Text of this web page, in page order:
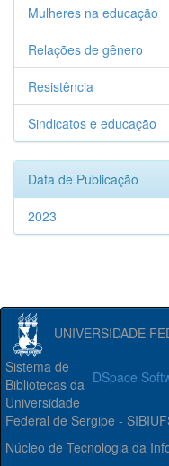
Mulheres na educação
Relações de gênero
Resistência
Sindicatos e educação
Data de Publicação
2023
UNIVERSIDADE
DSpace
Sistema de
Bibliotecas da
Universidade
Federal de Sergipe -
Núcleo de Tecnologia da